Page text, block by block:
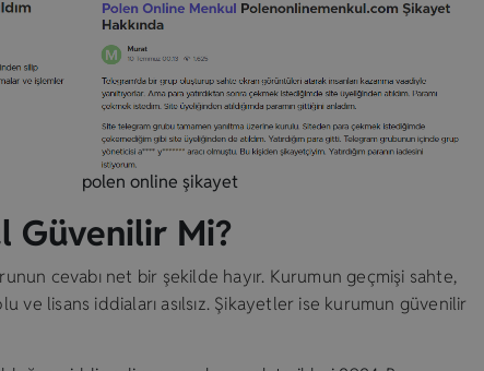
polen online şikayet
Güvenilir Mi?
cevabı net bir şekilde hayır. Kurumun geçmişi sahte,
ve lisans iddiaları asılsız. Şikayetler ise kurumun güvenilir